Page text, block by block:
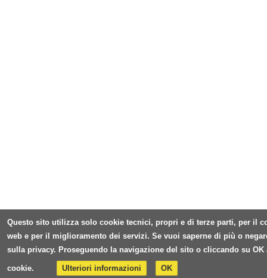
Questo sito utilizza solo cookie tecnici, propri e di terze parti, per il
web e per il miglioramento dei servizi. Se vuoi saperne di più o
sulla privacy. Proseguendo la navigazione del sito o cliccando su
cookie. Ulteriori informazioni OK